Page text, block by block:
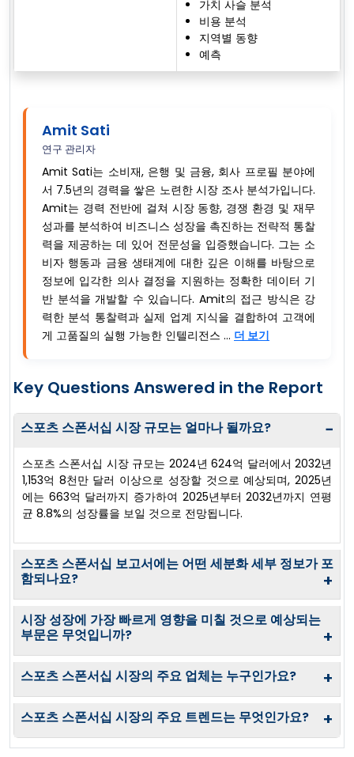
가치 사슬 분석
비용 분석
지역별 동향
예측
Amit Sati
연구 관리자
Amit Sati는 소비재, 은행 및 금융, 회사 프로필 분야에
서 7.5년의 경력을 쌓은 노련한 시장 조사 분석가입니다.
Amit는 경력 전반에 걸쳐 시장 동향, 경쟁 환경 및 재무
성과를 분석하여 비즈니스 성장을 촉진하는 전략적 통찰
력을 제공하는 데 있어 전문성을 입증했습니다. 그는 소
비자 행동과 금융 생태계에 대한 깊은 이해를 바탕으로
정보에 입각한 의사 결정을 지원하는 정확한 데이터 기
반 분석을 개발할 수 있습니다. Amit의 접근 방식은 강
력한 분석 통찰력과 실제 업계 지식을 결합하여 고객에
게 고품질의 실행 가능한 인텔리전스 ... 더 보기
Key Questions Answered in the Report
스포츠 스폰서십 시장 규모는 얼마나 될까요? −
스포츠 스폰서십 시장 규모는 2024년 624억 달러에서 2032년
1,153억 8천만 달러 이상으로 성장할 것으로 예상되며, 2025년
에는 663억 달러까지 증가하여 2025년부터 2032년까지 연평
균 8.8%의 성장률을 보일 것으로 전망됩니다.
스포츠 스폰서십 보고서에는 어떤 세분화 세부 정보가 포
함되나요?
+
시장 성장에 가장 빠르게 영향을 미칠 것으로 예상되는
부문은 무엇입니까?
+
스포츠 스폰서십 시장의 주요 업체는 누구인가요? +
스포츠 스폰서십 시장의 주요 트렌드는 무엇인가요? +